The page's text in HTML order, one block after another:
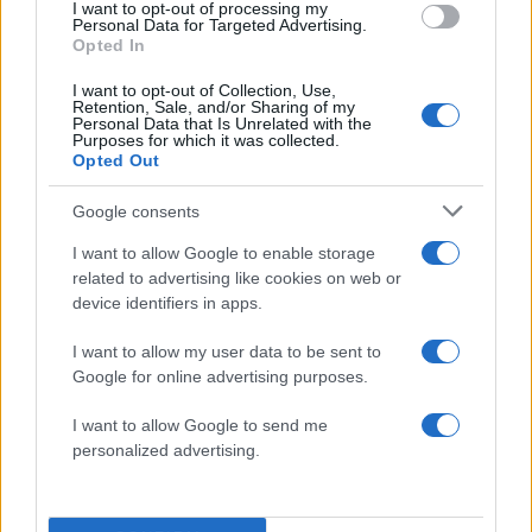
I want to opt-out of processing my
Personal Data for Targeted Advertising.
Opted In
I want to opt-out of Collection, Use,
Retention, Sale, and/or Sharing of my
Personal Data that Is Unrelated with the
Purposes for which it was collected.
Opted Out
Google consents
I want to allow Google to enable storage
related to advertising like cookies on web or
device identifiers in apps.
I want to allow my user data to be sent to
Google for online advertising purposes.
I want to allow Google to send me
personalized advertising.
να συνδέσει την πορεία της χώρας με τη
μετεξέλιξη της Νέας Δημοκρατίας από το 2016
μέχρι σήμερα. «Το 2016 μαζί με την Ελλάδα
άλλαξε και η ΝΔ», ανέφερε χαρακτηριστικά,
σημειώνοντας ότι η παράταξη «διπλασίασε τις
δυνάμεις της», επικρατώντας «σε τρεις εθνικές
εκλογές, δύο ευρωεκλογές και δύο
αυτοδιοικητικές μάχες».
«Κυρίως κερδίσαμε την εμπιστοσύνη και την
αποδοχή των πολλών», υπογράμμισε,
περιγράφοντας τη Νέα Δημοκρατία ως «ένα
ευρύ ρεύμα προόδου και αντίστασης στον
λαϊκισμό». Παράλληλα, επιχείρησε να δώσει και